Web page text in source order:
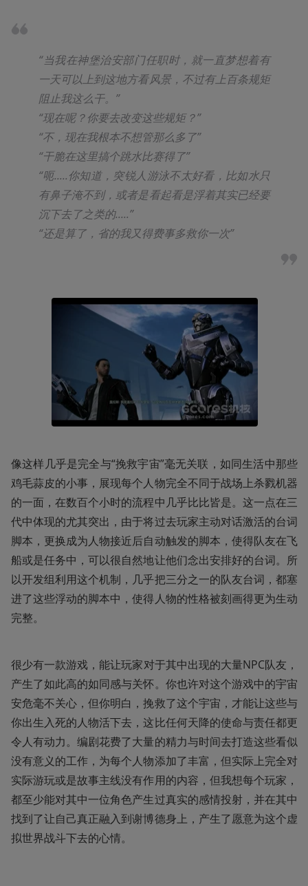
“当我在神堡治安部门任职时，就一直梦想着有
一天可以上到这地方看风景，不过有上百条规矩
阻止我这么干。”
“现在呢？你要去改变这些规矩？”
“不，现在我根本不想管那么多了”
“干脆在这里搞个跳水比赛得了”
“呃.....你知道，突锐人游泳不太好看，比如水只
有鼻子淹不到，或者是看起看是浮着其实已经要
沉下去了之类的.....”
“还是算了，省的我又得费事多救你一次”
像这样几乎是完全与“挽救宇宙”毫无关联，如同生活中那些
鸡毛蒜皮的小事，展现每个人物完全不同于战场上杀戮机器
的一面，在数百个小时的流程中几乎比比皆是。这一点在三
代中体现的尤其突出，由于将过去玩家主动对话激活的台词
脚本，更换成为人物接近后自动触发的脚本，使得队友在飞
船或是任务中，可以很自然地让他们念出安排好的台词。所
以开发组利用这个机制，几乎把三分之一的队友台词，都塞
进了这些浮动的脚本中，使得人物的性格被刻画得更为生动
完整。
很少有一款游戏，能让玩家对于其中出现的大量NPC队友，
产生了如此高的如同感与关怀。你也许对这个游戏中的宇宙
安危毫不关心，但你明白，挽救了这个宇宙，才能让这些与
你出生入死的人物活下去，这比任何天降的使命与责任都更
令人有动力。编剧花费了大量的精力与时间去打造这些看似
没有意义的工作，为每个人物添加了丰富，但实际上完全对
实际游玩或是故事主线没有作用的内容，但我想每个玩家，
都至少能对其中一位角色产生过真实的感情投射，并在其中
找到了让自己真正融入到谢博德身上，产生了愿意为这个虚
拟世界战斗下去的心情。